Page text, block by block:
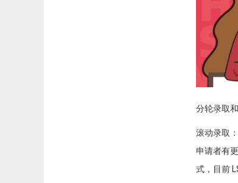
分轮录取
滚动录取
申请者有
式，目前